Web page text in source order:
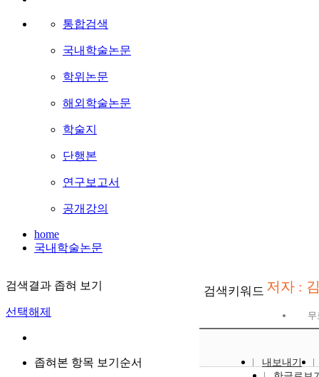
통합검색
국내학술논문
학위논문
해외학술논문
학술지
단행본
연구보고서
공개강의
home
국내학술논문
검색결과 좁혀 보기
선택해제
좁혀본 항목 보기순서
검색키워드 저자 :
무
내보내기